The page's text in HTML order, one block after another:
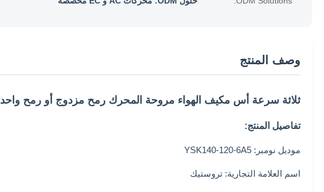
وصف المنتج
ثلاثة سرعة أس مكيف الهواء مروحة المحرك رمح مزدوج أو رمح واحد
تفاصيل المنتج:
موديل نومبر: YSK140-120-6A5
اسم العلامة التجارية: تروستيك